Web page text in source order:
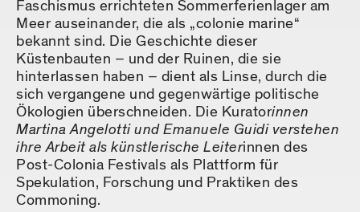
Faschismus errichteten Sommerferienlager am
Meer auseinander, die als „colonie marine“
bekannt sind. Die Geschichte dieser
Küstenbauten – und der Ruinen, die sie
hinterlassen haben – dient als Linse, durch die
sich vergangene und gegenwärtige politische
Ökologien überschneiden. Die Kuratorinnen
Martina Angelotti und Emanuele Guidi verstehen
ihre Arbeit als künstlerische Leiterinnen des
Post-Colonia Festivals als Plattform für
Spekulation, Forschung und Praktiken des
Commoning.